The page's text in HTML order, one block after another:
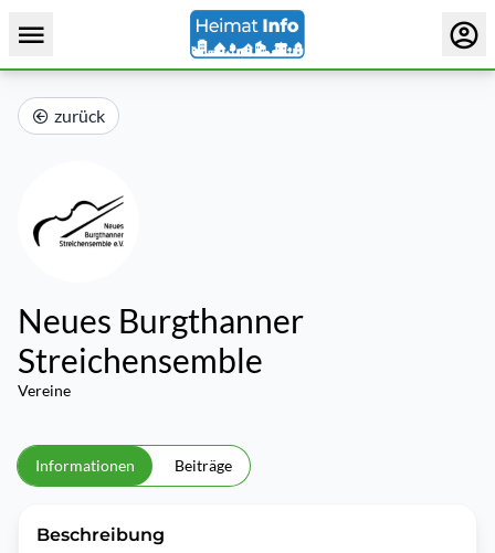
zurück
Neues Burgthanner
Streichensemble
Vereine
Informationen Beiträge
Beschreibung